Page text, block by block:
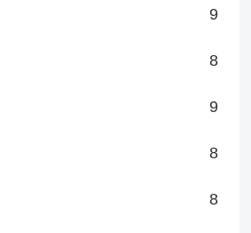
9
8
9
8
8